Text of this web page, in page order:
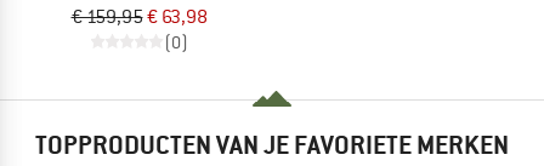
€ 159,95€ 63,98
(0)
TOPPRODUCTEN VAN JE FAVORIETE MERKEN